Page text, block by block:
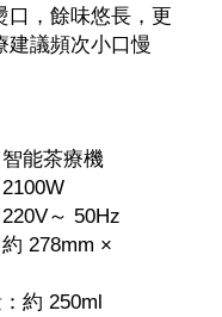
口，餘味悠長，更
建議頻次小口慢
能茶療機
～ 50Hz
278mm ×
約 250ml